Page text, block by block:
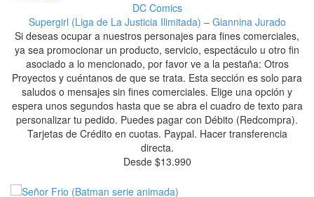
DC Comics
Supergirl (Liga de La Justicia Ilimitada) – Giannina Jurado
Si deseas ocupar a nuestros personajes para fines comerciales,
ya sea promocionar un producto, servicio, espectáculo u otro fin
asociado a lo mencionado, por favor ve a la pestaña: Otros
Proyectos y cuéntanos de que se trata. Esta sección es solo para
saludos o mensajes sin fines comerciales. Elige una opción y
espera unos segundos hasta que se abra el cuadro de texto para
personalizar tu pedido. Puedes pagar con Débito (Redcompra).
Tarjetas de Crédito en cuotas. Paypal. Hacer transferencia
directa.
Desde $13.990